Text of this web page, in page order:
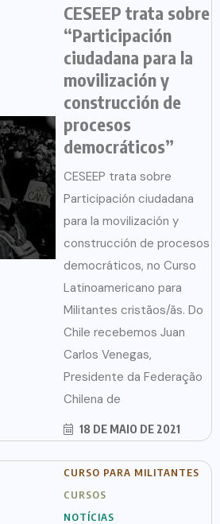
CESEEP trata sobre
“Participación
ciudadana para la
movilización y
construcción de
procesos
democráticos”
CESEEP trata sobre
Participación ciudadana
para la movilización y
construcción de procesos
democráticos, no Curso
Latinoamericano para
Militantes cristãos/ãs. Do
Chile recebemos Juan
Carlos Venegas,
Presidente da Federação
Chilena de
18 DE MAIO DE 2021
CURSO PARA MILITANTES
CURSOS
NOTÍCIAS